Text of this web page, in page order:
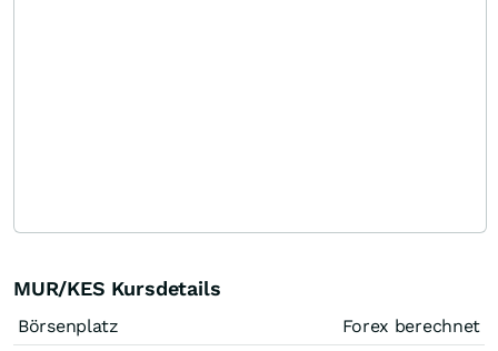
MUR/KES Kursdetails
Börsenplatz
Forex berechnet